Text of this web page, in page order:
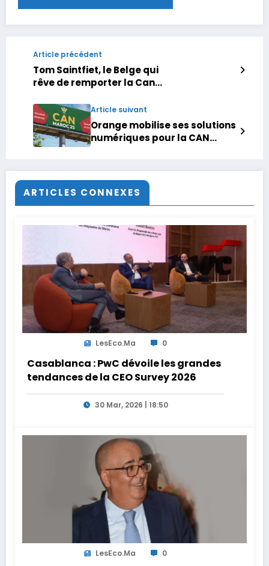
Article précédent
Tom Saintfiet, le Belge qui
rêve de remporter la Can
n’avons pas peur du Maroc »
Article suivant
Orange mobilise ses solutions
numériques pour la CAN
ARTICLES CONNEXES
LesEco.ma 0
Casablanca : PwC dévoile les grandes
tendances de la CEO Survey 2026
30 Mar, 2026 | 18:50
LesEco.ma 0